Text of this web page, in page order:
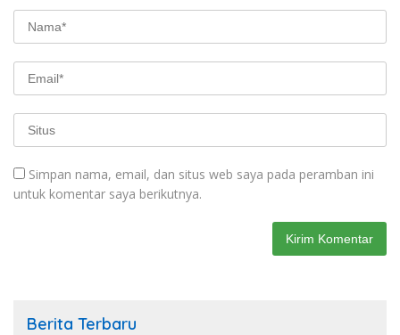
Simpan nama, email, dan situs web saya pada peramban ini
untuk komentar saya berikutnya.
Berita Terbaru